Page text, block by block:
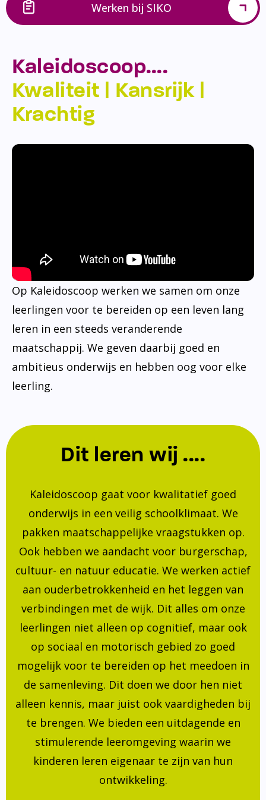
Werken bij SIKO
Kaleidoscoop….
Kwaliteit | Kansrijk |
Krachtig
Op Kaleidoscoop werken we samen om onze
leerlingen voor te bereiden op een leven lang
leren in een steeds veranderende
maatschappij. We geven daarbij goed en
ambitieus onderwijs en hebben oog voor elke
leerling.
Dit leren wij ....
Kaleidoscoop gaat voor kwalitatief goed
onderwijs in een veilig schoolklimaat. We
pakken maatschappelijke vraagstukken op.
Ook hebben we aandacht voor burgerschap,
cultuur- en natuur educatie. We werken actief
aan ouderbetrokkenheid en het leggen van
verbindingen met de wijk. Dit alles om onze
leerlingen niet alleen op cognitief, maar ook
op sociaal en motorisch gebied zo goed
mogelijk voor te bereiden op het meedoen in
de samenleving. Dit doen we door hen niet
alleen kennis, maar juist ook vaardigheden bij
te brengen. We bieden een uitdagende en
stimulerende leeromgeving waarin we
kinderen leren eigenaar te zijn van hun
ontwikkeling.